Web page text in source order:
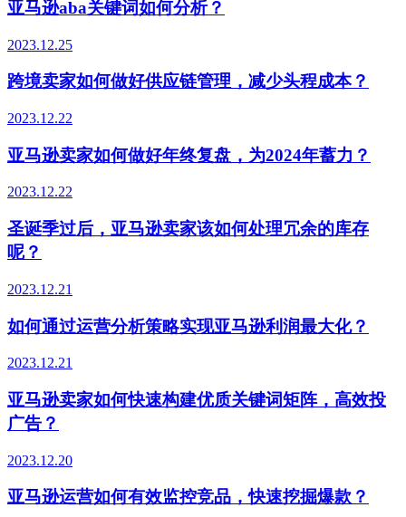
亚马逊aba关键词如何分析？
2023.12.25
跨境卖家如何做好供应链管理，减少头程成本？
2023.12.22
亚马逊卖家如何做好年终复盘，为2024年蓄力？
2023.12.22
圣诞季过后，亚马逊卖家该如何处理冗余的库存
呢？
2023.12.21
如何通过运营分析策略实现亚马逊利润最大化？
2023.12.21
亚马逊卖家如何快速构建优质关键词矩阵，高效投
广告？
2023.12.20
亚马逊运营如何有效监控竞品，快速挖掘爆款？